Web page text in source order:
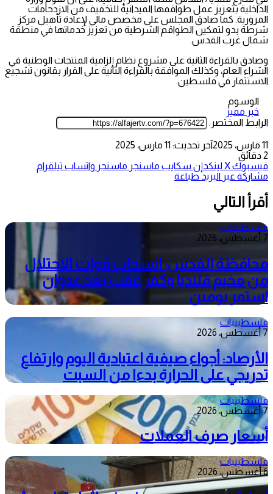
الداخلية بتعزيز عمل طواقمها الميدانية للتخفيف من الازدحامات
المرورية. كما صادق المجلس على مخصص مالي لإعادة تأهيل مركز
شرطة بدو لتمكين الطواقم الشرطية من تعزيز خدماتها في منطقة
شمال غرب القدس.
وصادق بالقراءة الثانية على مشروع نظام إلزامية المنتجات الوطنية في
الشراء العام، وكذلك الموافقة بالقراءة الثانية على القرار بقانون تشجيع
الاستثمار في فلسطين.
الوسوم
خبر مميز
الرابط المختصر:
11 مارس، 2025
آخر تحديث: 11 مارس، 2025
2 دقائق
فيسبوك‫Xلينكدإن سكايب ماسنجر ماسنجر واتساب تيلقرام
مشاركة عبر البريد طباعة
أقرأ التالي
فلسطينيات
7 أغسطس، 2026
محافظة القدس: انسحاب قوات الاحتلال
من مخيم قلنديا وكفر عقب بعد عدوان
استمر يومين
فلسطينيات
7 أغسطس، 2026
الأرصاد: أجواء صيفية اعتيادية اليوم وارتفاع
تدريجي على الحرارة بدءا من السبت
فلسطينيات
7 أغسطس، 2026
أسعار صرف العملات
فلسطينيات
6 أغسطس، 2026